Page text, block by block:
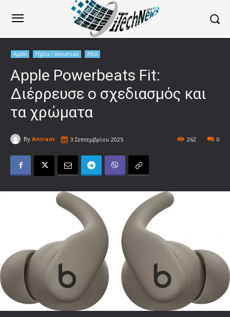
Apple Ηχεία / Ακουστικά ΝΕΑ
Apple Powerbeats Fit:
Διέρρευσε ο σχεδιασμός και
τα χρώματα
By Aniram 3 Σεπτεμβρίου 2025 0
262